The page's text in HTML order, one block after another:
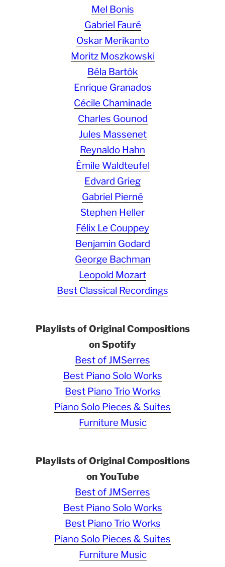
Mel Bonis
Gabriel Fauré
Oskar Merikanto
Moritz Moszkowski
Béla Bartók
Enrique Granados
Cécile Chaminade
Charles Gounod
Jules Massenet
Reynaldo Hahn
Émile Waldteufel
Edvard Grieg
Gabriel Pierné
Stephen Heller
Félix Le Couppey
Benjamin Godard
George Bachman
Leopold Mozart
Best Classical Recordings
Playlists of Original Compositions
on Spotify
Best of JMSerres
Best Piano Solo Works
Best Piano Trio Works
Piano Solo Pieces & Suites
Furniture Music
Playlists of Original Compositions
on YouTube
Best of JMSerres
Best Piano Solo Works
Best Piano Trio Works
Piano Solo Pieces & Suites
Furniture Music